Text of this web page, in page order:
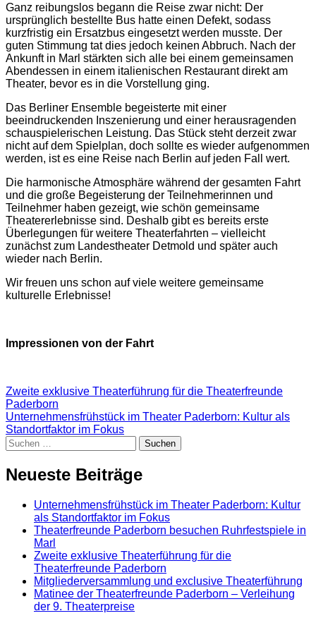
Ganz reibungslos begann die Reise zwar nicht: Der
ursprünglich bestellte Bus hatte einen Defekt, sodass
kurzfristig ein Ersatzbus eingesetzt werden musste. Der
guten Stimmung tat dies jedoch keinen Abbruch. Nach der
Ankunft in Marl stärkten sich alle bei einem gemeinsamen
Abendessen in einem italienischen Restaurant direkt am
Theater, bevor es in die Vorstellung ging.
Das Berliner Ensemble begeisterte mit einer
beeindruckenden Inszenierung und einer herausragenden
schauspielerischen Leistung. Das Stück steht derzeit zwar
nicht auf dem Spielplan, doch sollte es wieder aufgenommen
werden, ist es eine Reise nach Berlin auf jeden Fall wert.
Die harmonische Atmosphäre während der gesamten Fahrt
und die große Begeisterung der Teilnehmerinnen und
Teilnehmer haben gezeigt, wie schön gemeinsame
Theatererlebnisse sind. Deshalb gibt es bereits erste
Überlegungen für weitere Theaterfahrten – vielleicht
zunächst zum Landestheater Detmold und später auch
wieder nach Berlin.
Wir freuen uns schon auf viele weitere gemeinsame
kulturelle Erlebnisse!
Impressionen von der Fahrt
Beitragsnavigation
Zweite exklusive Theaterführung für die Theaterfreunde
Paderborn
Unternehmensfrühstück im Theater Paderborn: Kultur als
Standortfaktor im Fokus
Suchen
nach:
Neueste Beiträge
Unternehmensfrühstück im Theater Paderborn: Kultur
als Standortfaktor im Fokus
Theaterfreunde Paderborn besuchen Ruhrfestspiele in
Marl
Zweite exklusive Theaterführung für die
Theaterfreunde Paderborn
Mitgliederversammlung und exclusive Theaterführung
Matinee der Theaterfreunde Paderborn – Verleihung
der 9. Theaterpreise